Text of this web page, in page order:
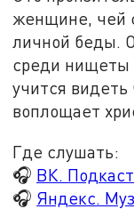
женщине, чей
личной беды.
среди нищеты
учится
воплощает
Где слушать:
🎧 ВК.
🎧 Яндекс.